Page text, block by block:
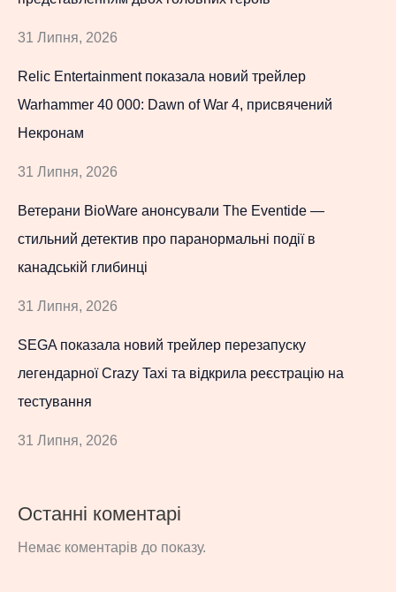
31 Липня, 2026
Relic Entertainment показала новий трейлер
Warhammer 40 000: Dawn of War 4, присвячений
Некронам
31 Липня, 2026
Ветерани BioWare анонсували The Eventide —
стильний детектив про паранормальні події в
канадській глибинці
31 Липня, 2026
SEGA показала новий трейлер перезапуску
легендарної Crazy Taxi та відкрила реєстрацію на
тестування
31 Липня, 2026
Останні коментарі
Немає коментарів до показу.